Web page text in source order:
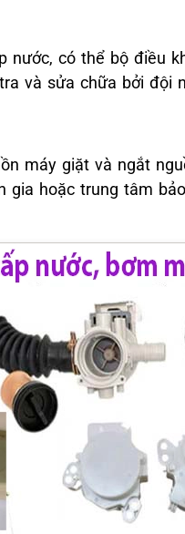
có thể bộ điều
và sửa chữa bởi đội
máy giặt và ngắt
hoặc trung tâm